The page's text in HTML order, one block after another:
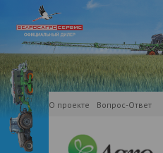
О проекте Вопрос-Ответ